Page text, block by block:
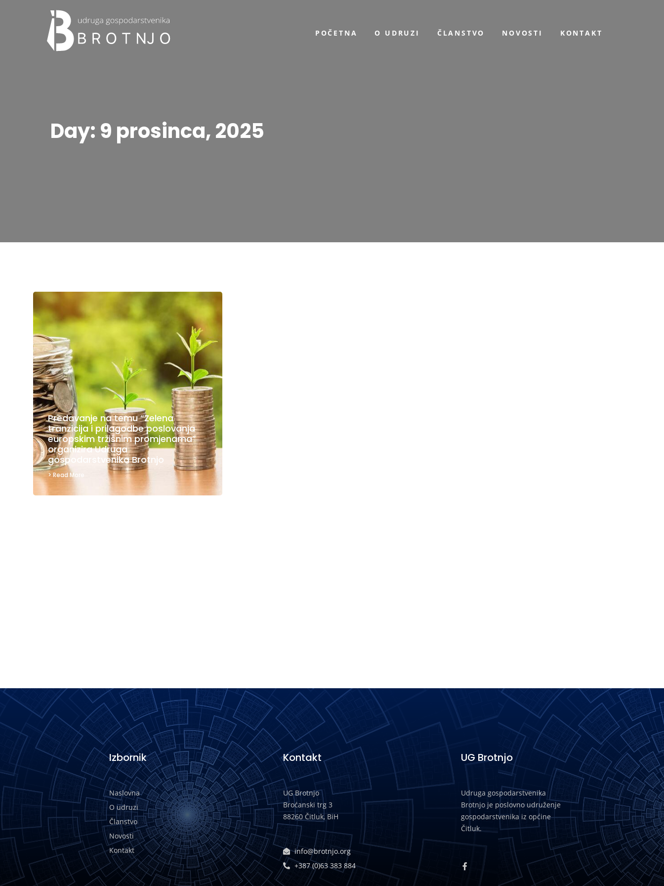
POČETNA O UDRUZI ČLANSTVO NOVOSTI KONTAKT
Day: 9 prosinca, 2025
Predavanje na temu “Zelena
tranzicija i prilagodbe poslovanja
europskim tržišnim promjenama”
organizira Udruga
gospodarstvenika Brotnjo
> Read More
Izbornik
Naslovna
O udruzi
Članstvo
Novosti
Kontakt
Kontakt
UG Brotnjo
Broćanski trg 3
88260 Čitluk, BiH
info@brotnjo.org
+387 (0)63 383 884
UG Brotnjo
Udruga gospodarstvenika
Brotnjo je poslovno udruženje
gospodarstvenika iz općine
Čitluk.